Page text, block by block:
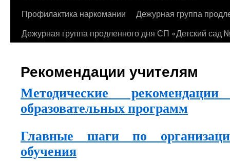
Профилактика наркомании
Дежурная группа
Дежурная группа продленного дня СП «Детский
Рекомендации учителям
Методические
образовательных программ
Главные шаги по
обучения